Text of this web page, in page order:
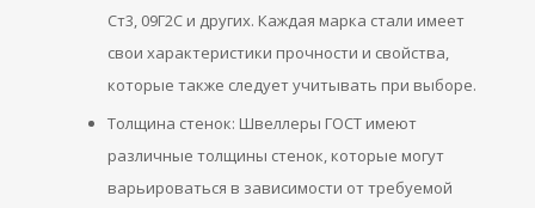
Ст3, 09Г2С и других. Каждая марка стали имеет
свои характеристики прочности и свойства,
которые также следует учитывать при выборе.
Толщина стенок: Швеллеры ГОСТ имеют
различные толщины стенок, которые могут
варьироваться в зависимости от требуемой